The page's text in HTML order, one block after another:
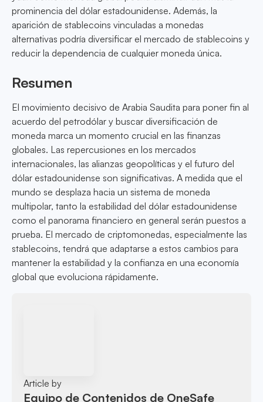
prominencia del dólar estadounidense. Además, la
aparición de stablecoins vinculadas a monedas
alternativas podría diversificar el mercado de stablecoins y
reducir la dependencia de cualquier moneda única.
Resumen
El movimiento decisivo de Arabia Saudita para poner fin al
acuerdo del petrodólar y buscar diversificación de
moneda marca un momento crucial en las finanzas
globales. Las repercusiones en los mercados
internacionales, las alianzas geopolíticas y el futuro del
dólar estadounidense son significativas. A medida que el
mundo se desplaza hacia un sistema de moneda
multipolar, tanto la estabilidad del dólar estadounidense
como el panorama financiero en general serán puestos a
prueba. El mercado de criptomonedas, especialmente las
stablecoins, tendrá que adaptarse a estos cambios para
mantener la estabilidad y la confianza en una economía
global que evoluciona rápidamente.
Article by
Equipo de Contenidos de OneSafe